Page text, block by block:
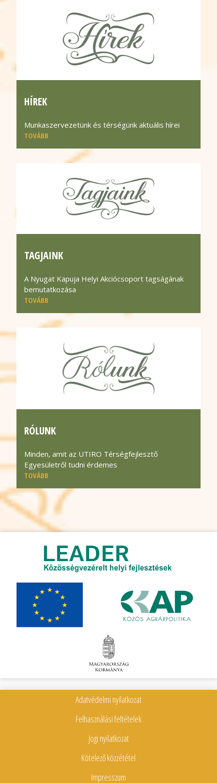
HÍREK
Munkaszervezetünk és térségünk aktuális hírei
TOVÁBB
TAGJAINK
A Nyugat Kapuja Helyi Akciócsoport tagságának
bemutatkozása
TOVÁBB
RÓLUNK
Minden, amit az UTIRO Térségfejlesztő
Egyesületről tudni érdemes
TOVÁBB
Adatvédelmi nyilatkozat
Felhasználási feltételek
Jogi nyilatkozat
Kötelező közzététel
Impresszum